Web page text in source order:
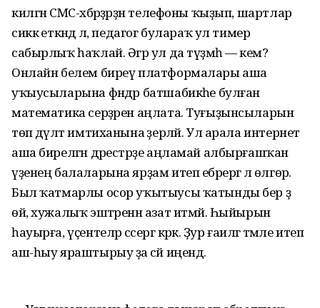
килгән СМС-хәбәрҙәрҙән телефоны ҡыҙып, шартлар
сиккә еткәндә лә, педагог булараҡ ул тимер
сабырлыҡ һаҡлай. Әгәр ул да түҙмәһә — кем?
Онлайн белем биреү платформалары аша
уҡыусыларына фәндәр батшабикәһе булған
математика серҙәрен аңлата. Туғыҙынсыларын
төп дәүләт имтиханына әҙерләй. Ул арала интернет
аша бирелгән дәрестәрҙе аңламай албырғашҡан
үҙенең балаларына ярҙам итеп ебәрергә лә өлгөрә.
Был ҡатмарлы осор уҡытыусы ҡатынды бер ҙә
өй, хужалыҡ эштәренән азат итмәй. Һыйырын
һауырға, үҫентеләр сәсергә кәрәк. Ҙур ғаиләгә тәмле итеп
аш-һыу яраштырыу ҙа әсәй иңендә.